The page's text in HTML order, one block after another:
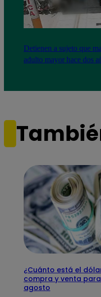
Detienen a sujeto que
adulto mayor hace dos
¿Cuánto está el
compra y venta
agosto